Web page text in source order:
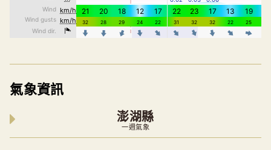
氣象資訊
澎湖縣
一週氣象